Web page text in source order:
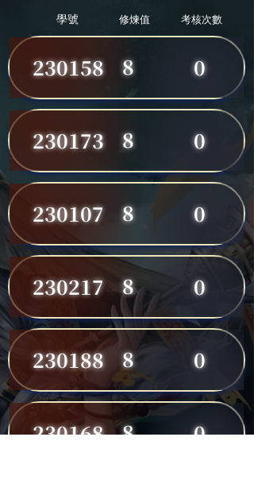
學號 修煉值 考核次數
230158 8 0
230173 8 0
230107 8 0
230217 8 0
230188 8 0
230168 8 0